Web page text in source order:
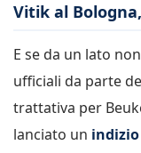
Vitik al
E se da un lato
ufficiali da parte
trattativa per
lanciato un indizio